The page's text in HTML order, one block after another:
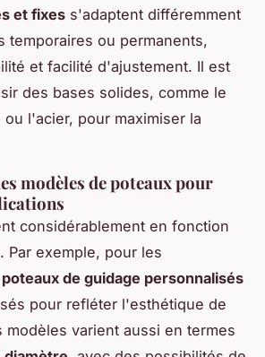
et fixes s'adaptent différemment
temporaires ou permanents,
et facilité d'ajustement. Il est
des bases solides, comme le
l'acier, pour maximiser la
modèles de poteaux pour
considérablement en fonction
Par exemple, pour les
poteaux de guidage personnalisés
pour refléter l'esthétique de
modèles varient aussi en termes